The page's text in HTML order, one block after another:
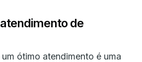
de
ótimo atendimento é uma